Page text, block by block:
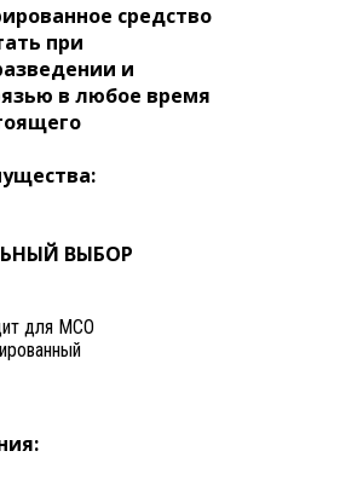
средство
при
и
в любое время
ВЫБОР
для МСО